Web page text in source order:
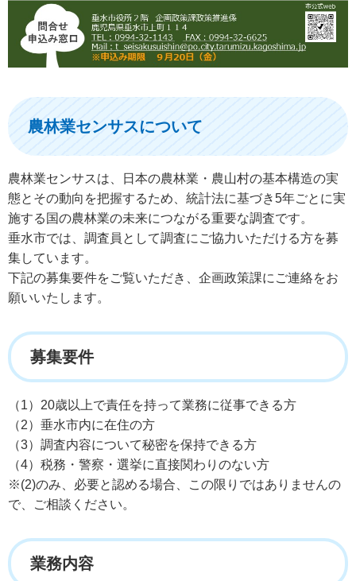
農林業センサスについて
農林業センサスは、日本の農林業・農山村の基本構造の実
態とその動向を把握するため、統計法に基づき5年ごとに実
施する国の農林業の未来につながる重要な調査です。
垂水市では、調査員として調査にご協力いただける方を募
集しています。
下記の募集要件をご覧いただき、企画政策課にご連絡をお
願いいたします。
募集要件
（1）20歳以上で責任を持って業務に従事できる方
（2）垂水市内に在住の方
（3）調査内容について秘密を保持できる方
（4）税務・警察・選挙に直接関わりのない方
※(2)のみ、必要と認める場合、この限りではありませんの
で、ご相談ください。
業務内容